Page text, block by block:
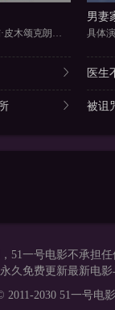
可林桑拉铺·皮木颂克朗、萨达农
男妻
医生
被诅
51一号电影不承担
久免费更新最新电影
2011-2030 51一号电